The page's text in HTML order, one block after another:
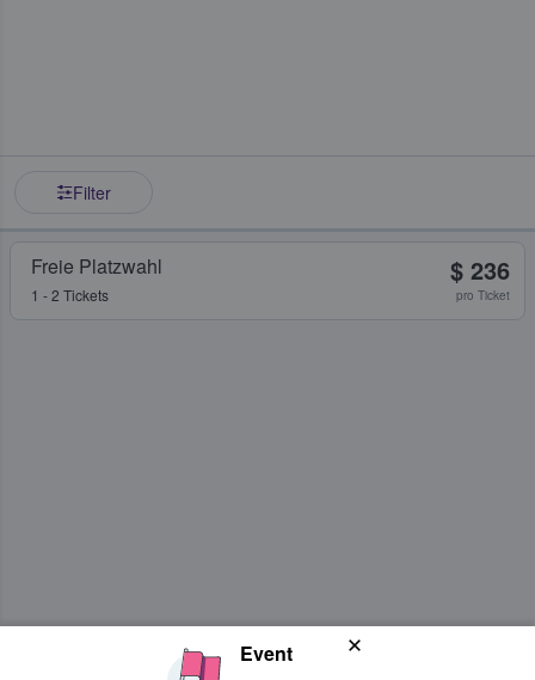
Filter
Freie Platzwahl
1 - 2 Tickets
$ 236
pro Ticket
Event